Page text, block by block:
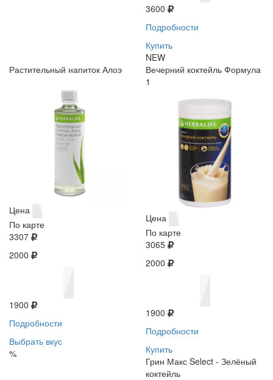
3600
Подробности
Купить
NEW
Растительный напиток Алоэ
Цена
По карте
3307
2000
1900
Подробности
Выбрать вкус
%
Вечерний коктейль Формула
1
Цена
По карте
3065
2000
1900
Подробности
Купить
Грин Макс Select - Зелёный
коктейль